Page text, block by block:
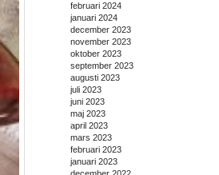
februari 2024
januari 2024
december 2023
november 2023
oktober 2023
september 2023
augusti 2023
juli 2023
juni 2023
maj 2023
april 2023
mars 2023
februari 2023
januari 2023